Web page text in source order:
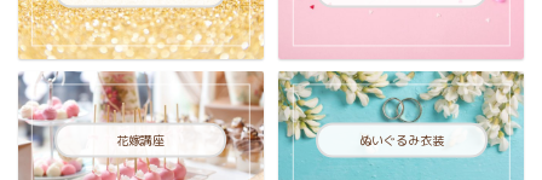
花嫁講座 ぬいぐるみ衣装